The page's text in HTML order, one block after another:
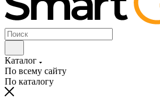
Каталог
По всему сайту
По каталогу